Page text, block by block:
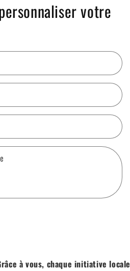
votre
à vous, chaque initiative locale